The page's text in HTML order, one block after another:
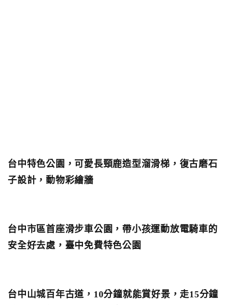
台中特色公園，可愛長頸鹿造型溜滑梯，復古磨石
子設計，動物彩繪牆
台中市區首座滑步車公園，帶小孩運動放電騎車的
安全好去處，臺中免費特色公園
台中山城百年古道，10分鐘就能賞好景，走15分鐘